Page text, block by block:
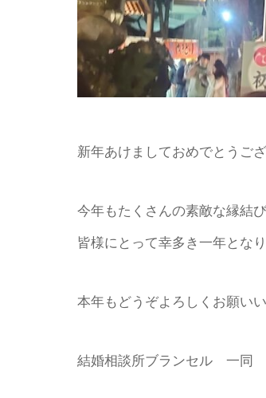
新年あけましておめでとうご
今年もたくさんの素敵な縁結
皆様にとって幸多き一年とな
本年もどうぞよろしくお願いい
結婚相談所ブランセル 一同